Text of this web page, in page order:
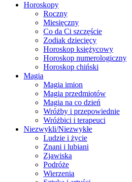
Horoskopy
Roczny
Miesięczny
Co da Ci szczęście
Zodiak dziecięcy
Horoskop księżycowy
Horoskop numerologiczny
Horoskop chiński
Magia
Magia imion
Magia przedmiotów
Magia na co dzień
Wróżby i przepowiednie
Wróżbici i terapeuci
Niezwykli/Niezwykłe
Ludzie i życie
Znani i lubiani
Zjawiska
Podróże
Wierzenia